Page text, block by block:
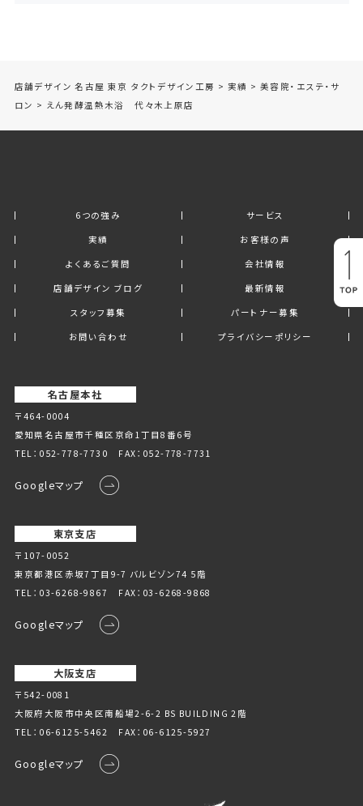
店舗デザイン 名古屋 東京 タクトデザイン工房 > 実績 > 美容院・エステ・サ
ロン > えん発酵温熱木浴 代々木上原店
6つの強み
サービス
実績
お客様の声
よくあるご質問
会社情報
店舗デザイン ブログ
最新情報
スタッフ募集
パートナー募集
お問い合わせ
プライバシーポリシー
名古屋本社
〒464-0004
愛知県名古屋市千種区京命1丁⽬8番6号
TEL： 052-778-7730 FAX：052-778-7731
Googleマップ
東京支店
〒107-0052
東京都港区赤坂7丁目9-7 バルビゾン74 5階
TEL： 03-6268-9867 FAX：03-6268-9868
Googleマップ
大阪支店
〒542-0081
大阪府大阪市中央区南船場2-6-2 BS BUILDING 2階
TEL： 06-6125-5462 FAX：06-6125-5927
Googleマップ